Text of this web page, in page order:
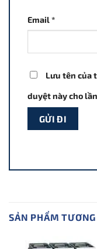
Email*
Lưu tên của
duyệt này cho
SẢN PHẨM